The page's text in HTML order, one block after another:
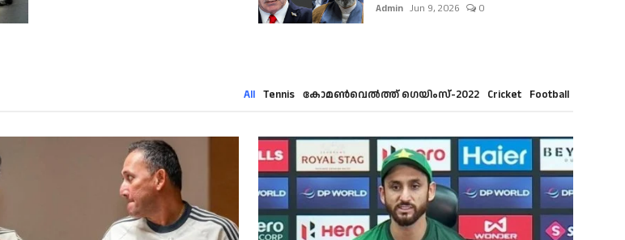
Admin Jun 9, 2026 0
All Tennis കോമൺവെൽത്ത് ഗെയിംസ്-2022 Cricket Football